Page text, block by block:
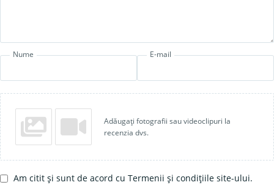
Nume E-mail
Adăugați fotografii sau videoclipuri la
recenzia dvs.
Am citit și sunt de acord cu Termenii și condițiile site-ului.